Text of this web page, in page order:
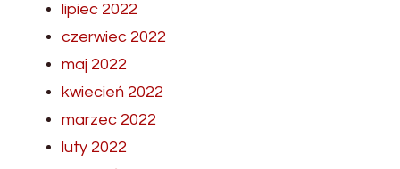
lipiec 2022
czerwiec 2022
maj 2022
kwiecień 2022
marzec 2022
luty 2022